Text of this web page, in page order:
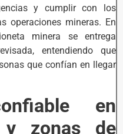
y cumplir con los
operaciones mineras. En
minera se entrega
entendiendo que
que confían en llegar
en
y zonas de